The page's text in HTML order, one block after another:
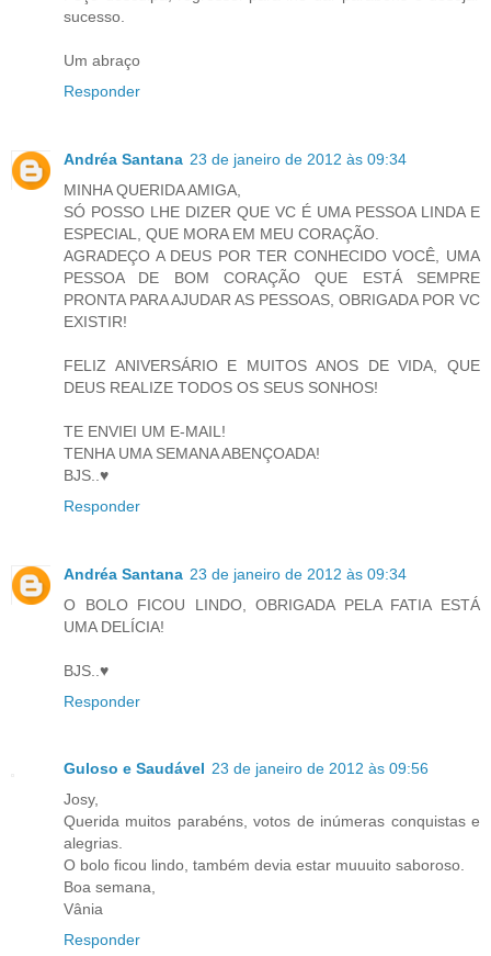
sucesso.
Um abraço
Responder
Andréa Santana 23 de janeiro de 2012 às 09:34
MINHA QUERIDA AMIGA,
SÓ POSSO LHE DIZER QUE VC É UMA PESSOA LINDA E
ESPECIAL, QUE MORA EM MEU CORAÇÃO.
AGRADEÇO A DEUS POR TER CONHECIDO VOCÊ, UMA
PESSOA DE BOM CORAÇÃO QUE ESTÁ SEMPRE
PRONTA PARA AJUDAR AS PESSOAS, OBRIGADA POR VC
EXISTIR!
FELIZ ANIVERSÁRIO E MUITOS ANOS DE VIDA, QUE
DEUS REALIZE TODOS OS SEUS SONHOS!
TE ENVIEI UM E-MAIL!
TENHA UMA SEMANA ABENÇOADA!
BJS..♥
Responder
Andréa Santana 23 de janeiro de 2012 às 09:34
O BOLO FICOU LINDO, OBRIGADA PELA FATIA ESTÁ
UMA DELÍCIA!
BJS..♥
Responder
Guloso e Saudável 23 de janeiro de 2012 às 09:56
Josy,
Querida muitos parabéns, votos de inúmeras conquistas e
alegrias.
O bolo ficou lindo, também devia estar muuuito saboroso.
Boa semana,
Vânia
Responder